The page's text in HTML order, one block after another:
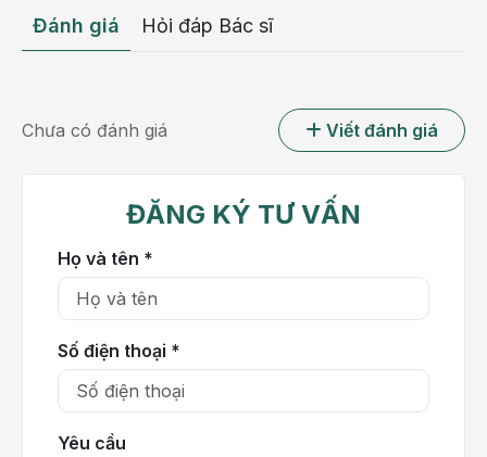
trị hiệu quả.
Xét nghiệm chức năng gan còn giúp bác sĩ theo dõi
Đánh giá Hỏi đáp Bác sĩ
Chưa có đánh giá Viết đánh giá
ĐĂNG KÝ TƯ VẤN
Họ và tên *
Số điện thoại *
Yêu cầu